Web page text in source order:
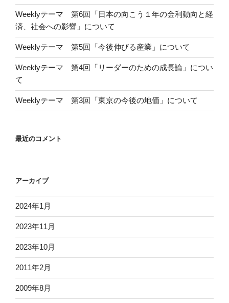
Weeklyテーマ 第6回「日本の向こう１年の金利動向と経
済、社会への影響」について
Weeklyテーマ 第5回「今後伸びる産業」について
Weeklyテーマ 第4回「リーダーのための成長論」につい
て
Weeklyテーマ 第3回「東京の今後の地価」について
最近のコメント
アーカイブ
2024年1月
2023年11月
2023年10月
2011年2月
2009年8月